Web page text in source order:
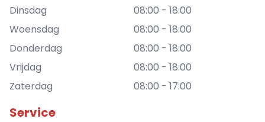
Dinsdag
08:00 - 18:00
Woensdag
08:00 - 18:00
Donderdag
08:00 - 18:00
Vrijdag
08:00 - 18:00
Zaterdag
08:00 - 17:00
Service